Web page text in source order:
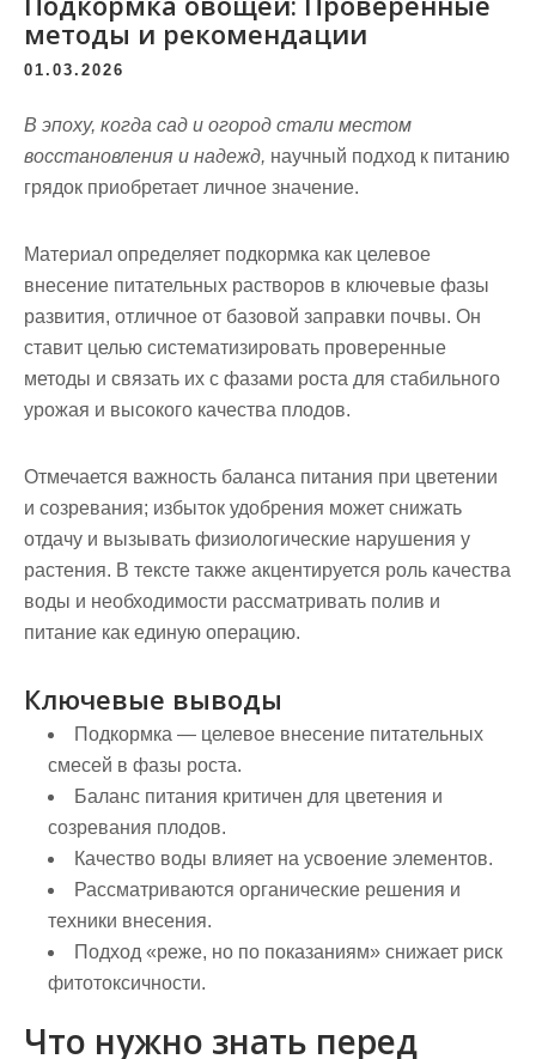
методы и рекомендации
01.03.2026
В эпоху, когда сад и огород стали местом
восстановления и надежд, научный подход к питанию
грядок приобретает личное значение.
Материал определяет подкормка как целевое
внесение питательных растворов в ключевые фазы
развития, отличное от базовой заправки почвы. Он
ставит целью систематизировать проверенные
методы и связать их с фазами роста для стабильного
урожая и высокого качества плодов.
Отмечается важность баланса питания при цветении
и созревания; избыток удобрения может снижать
отдачу и вызывать физиологические нарушения у
растения. В тексте также акцентируется роль качества
воды и необходимости рассматривать полив и
питание как единую операцию.
Ключевые выводы
Подкормка — целевое внесение питательных
смесей в фазы роста.
Баланс питания критичен для цветения и
созревания плодов.
Качество воды влияет на усвоение элементов.
Рассматриваются органические решения и
техники внесения.
Подход «реже, но по показаниям» снижает риск
фитотоксичности.
Что нужно знать перед